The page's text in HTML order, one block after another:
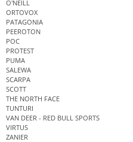
O'NEILL
ORTOVOX
PATAGONIA
PEEROTON
POC
PROTEST
PUMA
SALEWA
SCARPA
SCOTT
THE NORTH FACE
TUNTURI
VAN DEER - RED BULL SPORTS
VIRTUS
ZANIER